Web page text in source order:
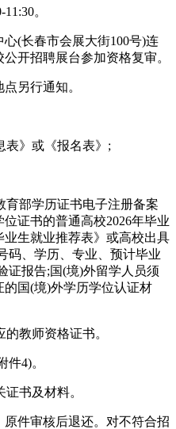
。
(长春市会展大街100号)连
开招聘展台参加资格复审。
另行通知。
表》或《报名表》;
育部学历证书电子注册备案
证书的普通高校2026年毕业
生就业推荐表》或高校出具
码、学历、专业、预计毕业
证报告;国(境)外留学人员须
国(境)外学历学位认证材
教师资格证书。
件4)。
书及材料。
件审核后退还。对不符合招